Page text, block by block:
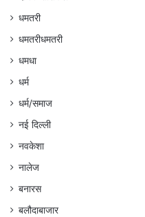
धमतरी
धमतरीधमतरी
धमधा
धर्म
धर्म/समाज
नई दिल्ली
नवकेशा
नालेज
बनारस
बलौदाबाजार